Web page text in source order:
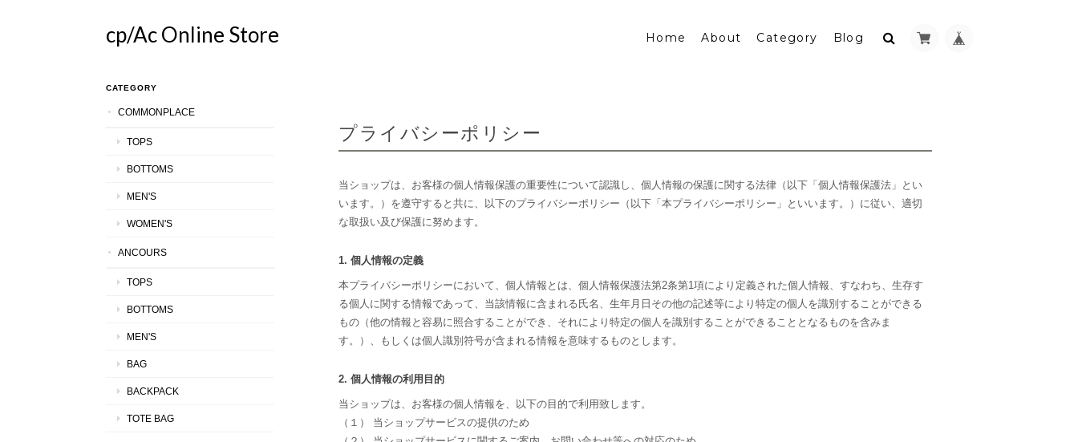
cp/Ac Online Store Home About Category Blog
プライバシーポリシー
当ショップは、お客様の個人情報保護の重要性について認識し、個人情報の保護に関する法律（以下「個人情報保護法」とい
います。）を遵守すると共に、以下のプライバシーポリシー（以下「本プライバシーポリシー」といいます。）に従い、適切
な取扱い及び保護に努めます。
1. 個人情報の定義
本プライバシーポリシーにおいて、個人情報とは、個人情報保護法第2条第1項により定義された個人情報、すなわち、生存す
る個人に関する情報であって、当該情報に含まれる氏名、生年月日その他の記述等により特定の個人を識別することができる
もの（他の情報と容易に照合することができ、それにより特定の個人を識別することができることとなるものを含みま
す。）、もしくは個人識別符号が含まれる情報を意味するものとします。
2. 個人情報の利用目的
当ショップは、お客様の個人情報を、以下の目的で利用致します。
（１） 当ショップサービスの提供のため
CATEGORY
COMMONPLACE
TOPS
BOTTOMS
MEN'S
WOMEN'S
ANCOURS
TOPS
BOTTOMS
MEN'S
BAG
BACKPACK
TOTE BAG